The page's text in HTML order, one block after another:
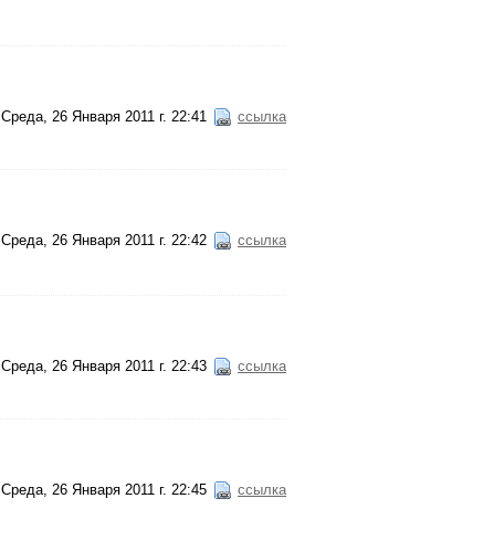
Среда, 26 Января 2011 г. 22:41 ссылка
Среда, 26 Января 2011 г. 22:42 ссылка
Среда, 26 Января 2011 г. 22:43 ссылка
Среда, 26 Января 2011 г. 22:45 ссылка